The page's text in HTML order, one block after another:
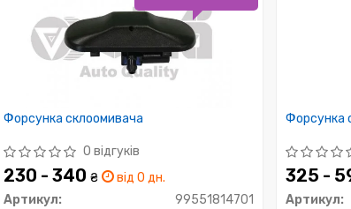
Форсунка склоомивача
0 відгуків
230 - 340 ₴
від 0 дн.
Артикул:
99551814701
Форсунка
325 -
Артикул: